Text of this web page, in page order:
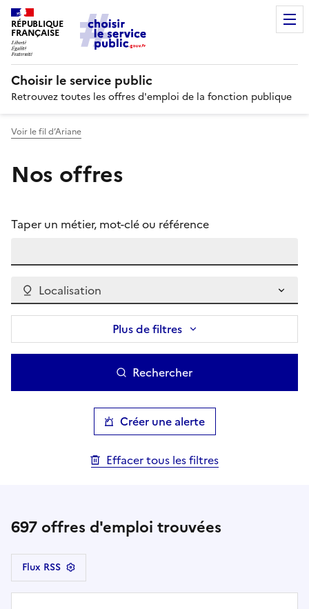
RÉPUBLIQUE
FRANÇAISE
Choisir le service public
Retrouvez toutes les offres d'emploi de la fonction publique
Voir le fil d’Ariane
Nos offres
Taper un métier, mot-clé ou référence
Localisation
Plus de filtres
Rechercher
Créer une alerte
Effacer tous les filtres
697 offres d'emploi trouvées
Flux RSS